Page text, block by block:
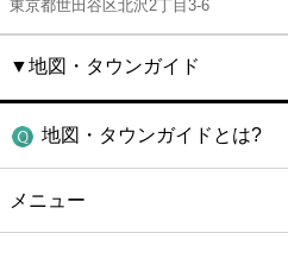
東京都世田谷区北沢2丁目3-6
▼地図・タウンガイド
地図・タウンガイドとは?
メニュー